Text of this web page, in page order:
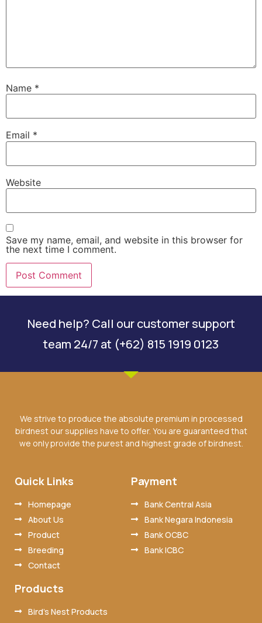
Name *
Email *
Website
Save my name, email, and website in this browser for
the next time I comment.
Need help? Call our customer support
team 24/7 at (+62) 815 1919 0123
We strive to produce the absolute premium in processed
birdnest our supplies have to offer. You are guaranteed that
we only provide the purest and highest grade of birdnest.
Quick Links
Homepage
About Us
Product
Breeding
Contact
Payment
Bank Central Asia
Bank Negara Indonesia
Bank OCBC
Bank ICBC
Products
Bird’s Nest Products